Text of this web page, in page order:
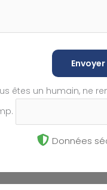
Envoyer
êtes un humain, ne
Données